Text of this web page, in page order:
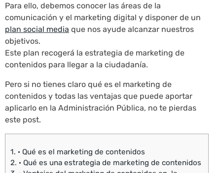
Para ello, debemos conocer las áreas de la
comunicación y el marketing digital y disponer de un
plan social media que nos ayude alcanzar nuestros
objetivos.
Este plan recogerá la estrategia de marketing de
contenidos para llegar a la ciudadanía.
Pero si no tienes claro qué es el marketing de
contenidos y todas las ventajas que puede aportar
aplicarlo en la Administración Pública, no te pierdas
este post.
1. · Qué es el marketing de contenidos
2. · Qué es una estrategia de marketing de contenidos